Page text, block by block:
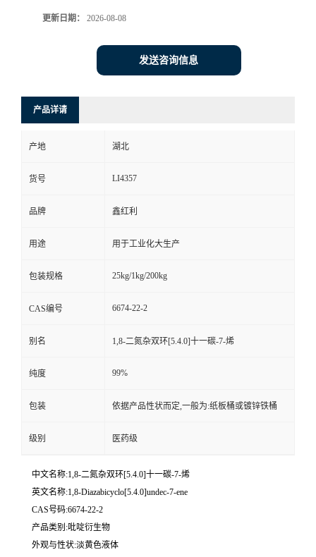
更新日期： 2026-08-08
发送咨询信息
产品详请
产地 湖北
货号 LI4357
品牌 鑫红利
用途 用于工业化大生产
包装规格 25kg/1kg/200kg
CAS编号 6674-22-2
别名 1,8-二氮杂双环[5.4.0]十一碳-7-烯
纯度 99%
包装 依据产品性状而定,一般为:纸板桶或镀锌铁桶
级别 医药级
中文名称:1,8-二氮杂双环[5.4.0]十一碳-7-烯
英文名称:1,8-Diazabicyclo[5.4.0]undec-7-ene
CAS号码:6674-22-2
产品类别:吡啶衍生物
外观与性状:淡黄色液体